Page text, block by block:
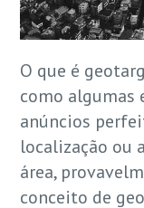
O que é
como algumas
anúncios
localização ou
área,
conceito de